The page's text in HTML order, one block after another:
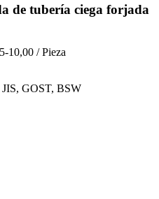
de tubería ciega forjada
10,00 / Pieza
GOST, BSW